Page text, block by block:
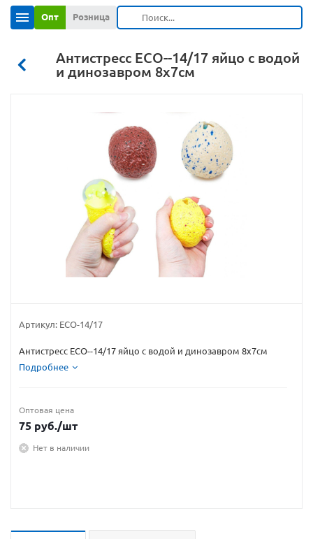
Опт Розница
Антистресс ECO--14/17 яйцо с водой
и динозавром 8х7см
Артикул: ECO-14/17
Антистресс ECO--14/17 яйцо с водой и динозавром 8х7см
Подробнее
Оптовая цена
75 руб./шт
Нет в наличии